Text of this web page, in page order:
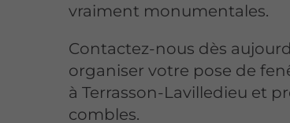
vraiment monumentales.
Contactez-nous dès
organiser votre pose de
à Terrasson-Lavilledieu et
combles.